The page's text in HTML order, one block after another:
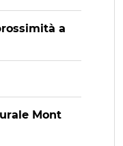
a
Mont